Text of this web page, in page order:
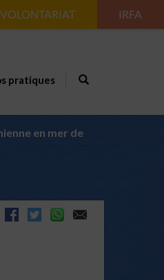
VOLONTARIAT IRFA
pratiques
en mer de